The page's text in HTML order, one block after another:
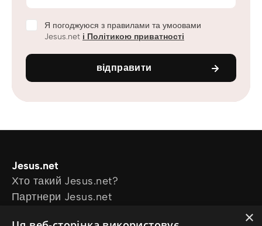
Я погоджуюся з правилами та умоовами
Jesus.net і Політикою приватності
відправити
Jesus.net
Хто такий Jesus.net?
Партнери Jesus.net
×